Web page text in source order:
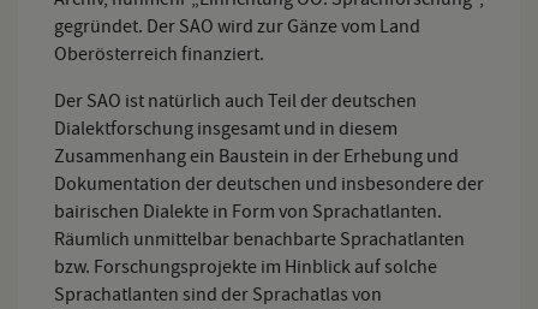
gegründet. Der SAO wird zur Gänze vom Land
Oberösterreich finanziert.
Der SAO ist natürlich auch Teil der deutschen
Dialektforschung insgesamt und in diesem
Zusammenhang ein Baustein in der Erhebung und
Dokumentation der deutschen und insbesondere der
bairischen Dialekte in Form von Sprachatlanten.
Räumlich unmittelbar benachbarte Sprachatlanten
bzw. Forschungsprojekte im Hinblick auf solche
Sprachatlanten sind der Sprachatlas von